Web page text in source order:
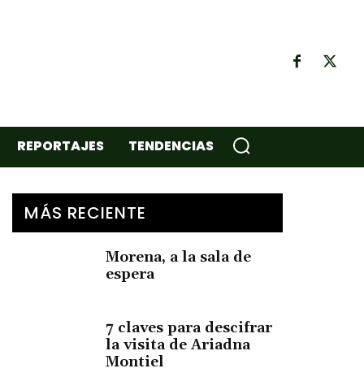
REPORTAJES TENDENCIAS
MÁS RECIENTE
Morena, a la sala de
espera
7 claves para descifrar
la visita de Ariadna
Montiel